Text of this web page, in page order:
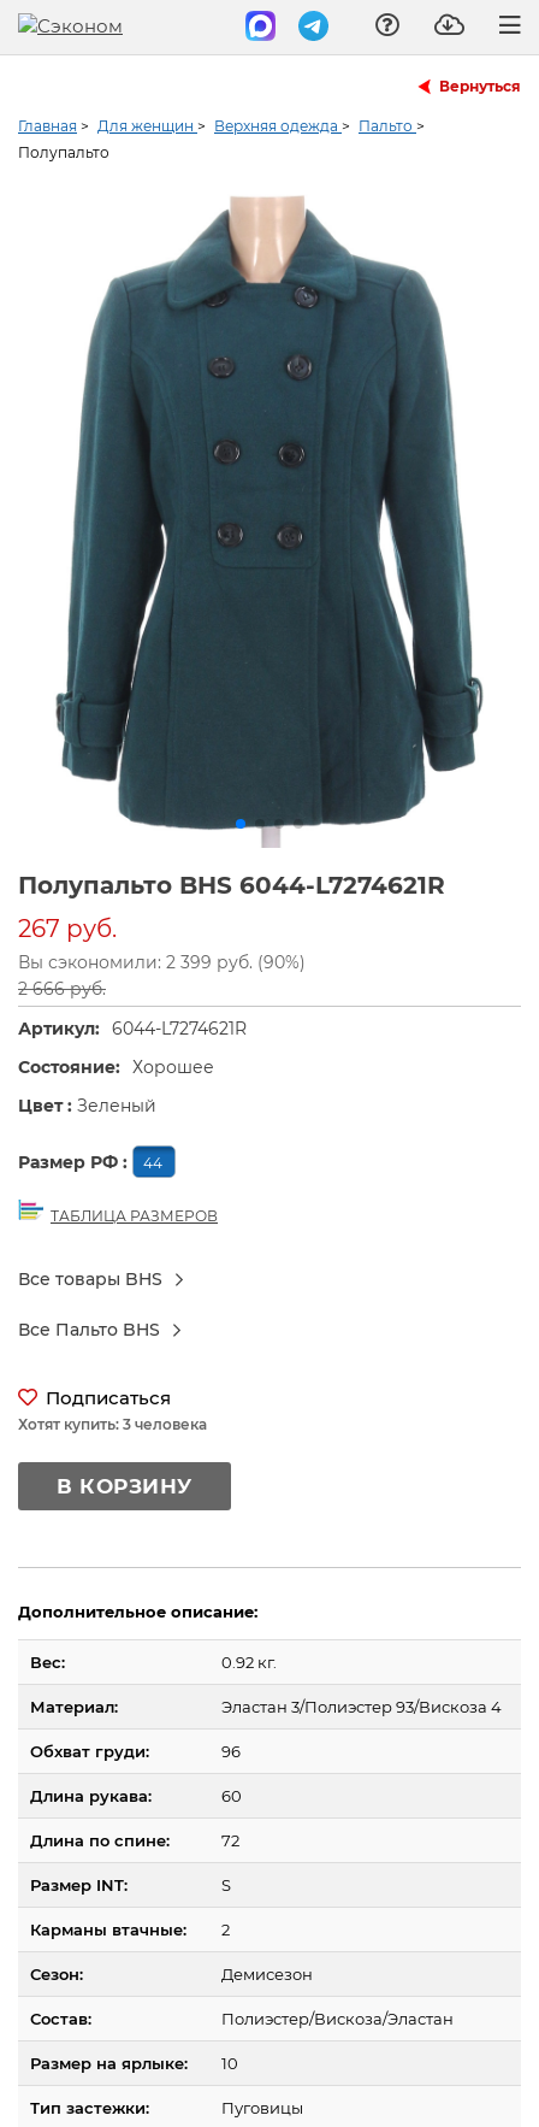
Вернуться
Главная > Для женщин > Верхняя одежда > Пальто >
Полупальто
Полупальто BHS 6044-L7274621R
267 руб.
Вы сэкономили: 2 399 руб. (90%)
2 666 руб.
Артикул: 6044-L7274621R
Состояние: Хорошее
Цвет : Зеленый
Размер РФ : 44
ТАБЛИЦА РАЗМЕРОВ
Все товары BHS
Все Пальто BHS
Подписаться
Хотят купить: 3 человека
В КОРЗИНУ
Дополнительное описание:
Вес: 0.92 кг.
Материал: Эластан 3/Полиэстер 93/Вискоза 4
Обхват груди: 96
Длина рукава: 60
Длина по спине: 72
Размер INT: S
Карманы втачные: 2
Сезон: Демисезон
Состав: Полиэстер/Вискоза/Эластан
Размер на ярлыке: 10
Тип застежки: Пуговицы